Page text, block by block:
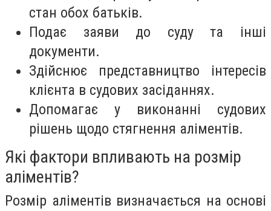
стан обох батьків.
Подає заяви до суду та інші
документи.
Здійснює представництво інтересів
клієнта в судових засіданнях.
Допомагає у виконанні судових
рішень щодо стягнення аліментів.
Які фактори впливають на розмір
аліментів?
Розмір аліментів визначається на основі